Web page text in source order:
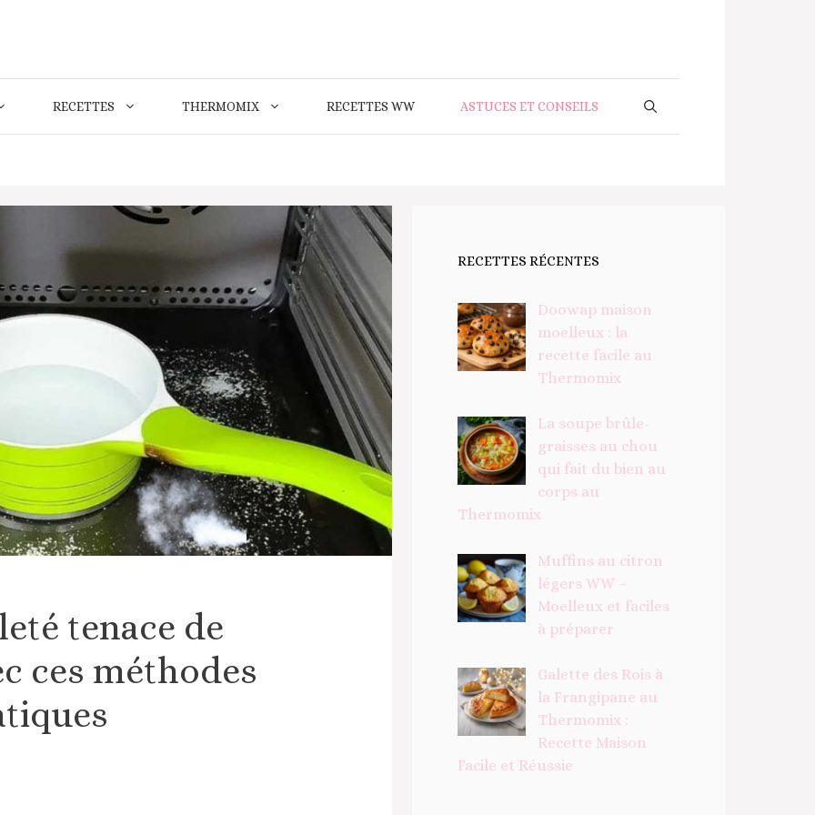
RECETTES THERMOMIX RECETTES WW ASTUCES ET CONSEILS
tenace de
ces méthodes
RECETTES RÉCENTES
Doowap maison
moelleux : la
recette facile au
Thermomix
La soupe brûle-
graisses au chou
qui fait du bien au
corps au
Thermomix
Muffins au citron
légers WW –
Moelleux et faciles
à préparer
Galette des Rois à
la Frangipane au
Thermomix :
Recette Maison
Facile et Réussie